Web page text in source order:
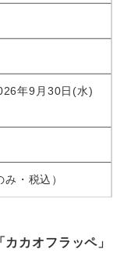
年9月30日(水)
・税込）
カオフラッペ」